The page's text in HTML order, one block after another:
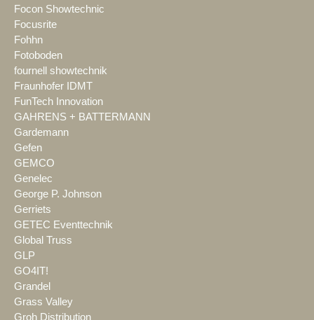
Focon Showtechnic
Focusrite
Fohhn
Fotoboden
fournell showtechnik
Fraunhofer IDMT
FunTech Innovation
GAHRENS + BATTERMANN
Gardemann
Gefen
GEMCO
Genelec
George P. Johnson
Gerriets
GETEC Eventtechnik
Global Truss
GLP
GO4IT!
Grandel
Grass Valley
Groh Distribution